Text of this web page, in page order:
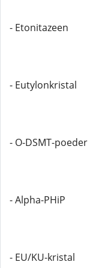
- Etonitazeen
- Eutylonkristal
- O-DSMT-poeder
- Alpha-PHiP
- EU/KU-kristal